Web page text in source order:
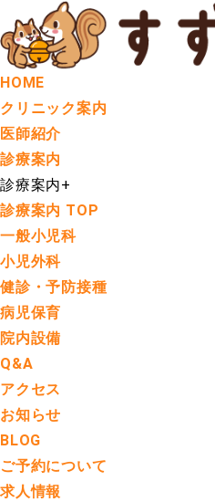
HOME
クリニック案内
医師紹介
診療案内
診療案内+
診療案内 TOP
一般小児科
小児外科
健診・予防接種
病児保育
院内設備
Q&A
アクセス
お知らせ
BLOG
ご予約について
求人情報